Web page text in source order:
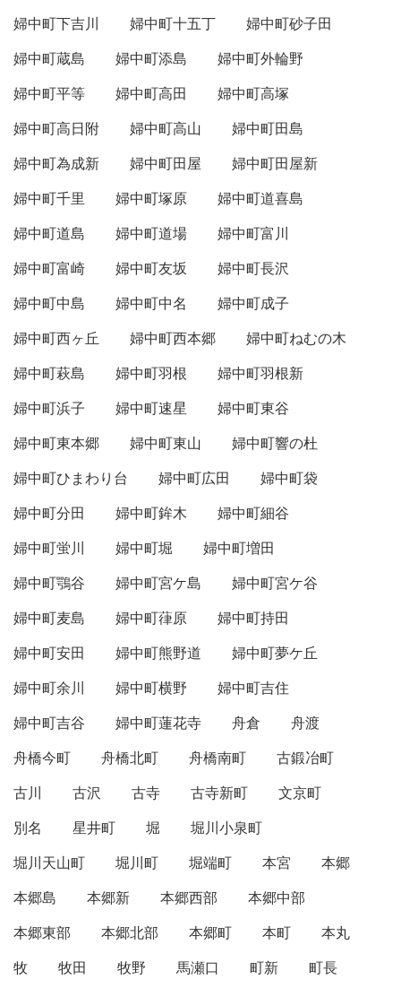
婦中町下吉川
婦中町十五丁
婦中町砂子田
婦中町蔵島
婦中町添島
婦中町外輪野
婦中町平等
婦中町高田
婦中町高塚
婦中町高日附
婦中町高山
婦中町田島
婦中町為成新
婦中町田屋
婦中町田屋新
婦中町千里
婦中町塚原
婦中町道喜島
婦中町道島
婦中町道場
婦中町富川
婦中町富崎
婦中町友坂
婦中町長沢
婦中町中島
婦中町中名
婦中町成子
婦中町西ヶ丘
婦中町西本郷
婦中町ねむの木
婦中町萩島
婦中町羽根
婦中町羽根新
婦中町浜子
婦中町速星
婦中町東谷
婦中町東本郷
婦中町東山
婦中町響の杜
婦中町ひまわり台
婦中町広田
婦中町袋
婦中町分田
婦中町鉾木
婦中町細谷
婦中町蛍川
婦中町堀
婦中町増田
婦中町鶚谷
婦中町宮ケ島
婦中町宮ケ谷
婦中町麦島
婦中町葎原
婦中町持田
婦中町安田
婦中町熊野道
婦中町夢ケ丘
婦中町余川
婦中町横野
婦中町吉住
婦中町吉谷
婦中町蓮花寺 舟倉
舟渡
舟橋今町
舟橋北町 舟橋南町
古鍛冶町
古川
古沢 古寺 古寺新町
文京町
別名
星井町 堀
堀川小泉町
堀川天山町
堀川町 堀端町 本宮
本郷
本郷島
本郷新 本郷西部
本郷中部
本郷東部
本郷北部 本郷町 本町
本丸
牧
牧田 牧野 馬瀬口 町新
町長